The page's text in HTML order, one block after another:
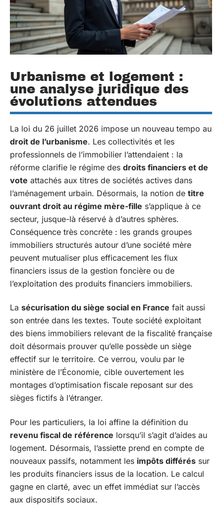
Urbanisme et logement :
une analyse juridique des
évolutions attendues
La loi du 26 juillet 2026 impose un nouveau tempo au
droit de l’urbanisme. Les collectivités et les
professionnels de l’immobilier l’attendaient : la
réforme clarifie le régime des droits financiers et de
vote attachés aux titres de sociétés actives dans
l’aménagement urbain. Désormais, la notion de titre
ouvrant droit au régime mère-fille s’applique à ce
secteur, jusque-là réservé à d’autres sphères.
Conséquence très concrète : les grands groupes
immobiliers structurés autour d’une société mère
peuvent mutualiser plus efficacement les flux
financiers issus de la gestion foncière ou de
l’exploitation des produits financiers immobiliers.
La sécurisation du siège social en France fait aussi
son entrée dans les textes. Toute société exploitant
des biens immobiliers relevant de la fiscalité française
doit désormais prouver qu’elle possède un siège
effectif sur le territoire. Ce verrou, voulu par le
ministère de l’Économie, cible ouvertement les
montages d’optimisation fiscale reposant sur des
sièges fictifs à l’étranger.
Pour les particuliers, la loi affine la définition du
revenu fiscal de référence lorsqu’il s’agit d’aides au
logement. Désormais, l’assiette prend en compte de
nouveaux passifs, notamment les impôts différés sur
les produits financiers issus de la location. Le calcul
gagne en clarté, avec un effet immédiat sur l’accès
aux dispositifs sociaux.